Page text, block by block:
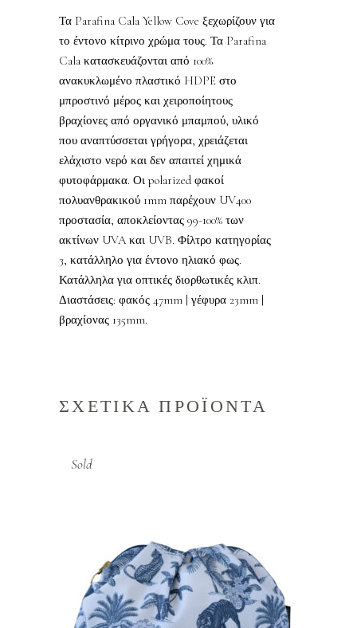
Τα Parafina Cala Yellow Cove ξεχωρίζουν για
το έντονο κίτρινο χρώμα τους. Τα Parafina
Cala κατασκευάζονται από 100%
ανακυκλωμένο πλαστικό HDPE στο
μπροστινό μέρος και χειροποίητους
βραχίονες από οργανικό μπαμπού, υλικό
που αναπτύσσεται γρήγορα, χρειάζεται
ελάχιστο νερό και δεν απαιτεί χημικά
φυτοφάρμακα. Οι polarized φακοί
πολυανθρακικού 1mm παρέχουν UV400
προστασία, αποκλείοντας 99-100% των
ακτίνων UVA και UVB. Φίλτρο κατηγορίας
3, κατάλληλο για έντονο ηλιακό φως.
Κατάλληλα για οπτικές διορθωτικές κλιπ.
Διαστάσεις: φακός 47mm | γέφυρα 23mm |
βραχίονας 135mm.
ΣΧΕΤΙΚΑ ΠΡΟΪΟΝΤΑ
Sold